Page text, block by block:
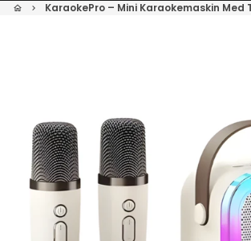
home keyboard_arrow_right KaraokePro – Mini Karaokemaskin Med